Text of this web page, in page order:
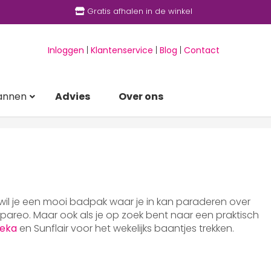
Gratis afhalen in de winkel
Inloggen Klantenservice Blog Contact
Advies Over ons
je een mooi badpak waar je in kan paraderen over
Maar ook als je op zoek bent naar een praktisch
en Sunflair voor het wekelijks baantjes trekken.